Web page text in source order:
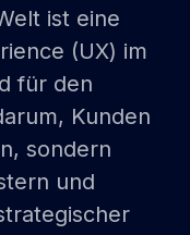
ist eine
(UX) im
für den
Kunden
sondern
und